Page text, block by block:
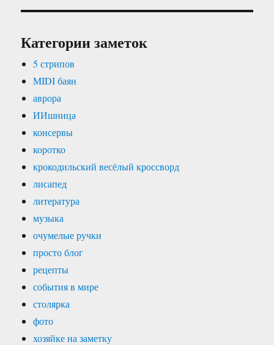
Категории заметок
5 стрипов
MIDI баян
аврора
ИИшница
консервы
коротко
крокодильский весёлый кроссворд
лисапед
литература
музыка
очумелые ручки
просто блог
рецепты
события в мире
столярка
фото
хозяйке на заметку